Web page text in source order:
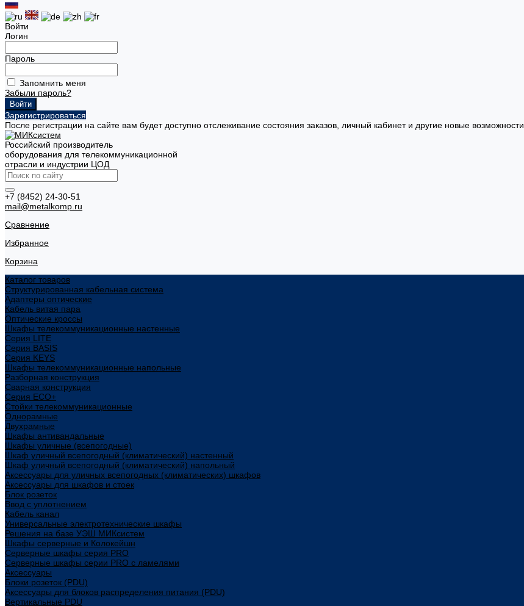
Войти
Логин
Пароль
Запомнить меня
Забыли пароль?
Зарегистрироваться
После регистрации на сайте вам будет доступно отслеживание состояния заказов, личный кабинет и другие новые возможности
Российский производитель
оборудования для телекоммуникационной
отрасли и индустрии ЦОД
+7 (8452) 24-30-51
mail@metalkomp.ru
Сравнение
Избранное
Корзина
Каталог товаров
Структурированная кабельная система
Адаптеры оптические
Кабель витая пара
Оптические кроссы
Шкафы телекоммуникационные настенные
Cерия LITE
Cерия BASIS
Cерия KEYS
Шкафы телекоммуникационные напольные
Разборная конструкция
Сварная конструкция
Серия ECO+
Стойки телекоммуникационные
Однорамные
Двухрамные
Шкафы антивандальные
Шкафы уличные (всепогодные)
Шкаф уличный всепогодный (климатический) настенный
Шкаф уличный всепогодный (климатический) напольный
Аксессуары для уличных всепогодных (климатических) шкафов
Аксессуары для шкафов и стоек
Блок розеток
Ввод с уплотнением
Кабель канал
Универсальные электротехнические шкафы
Решения на базе УЭШ МИКсистем
Шкафы серверные и Колокейшн
Серверные шкафы серия PRO
Серверные шкафы серии PRO с ламелями
Аксессуары
Блоки розеток (PDU)
Аксессуары для блоков распределения питания (PDU)
Вертикальные PDU